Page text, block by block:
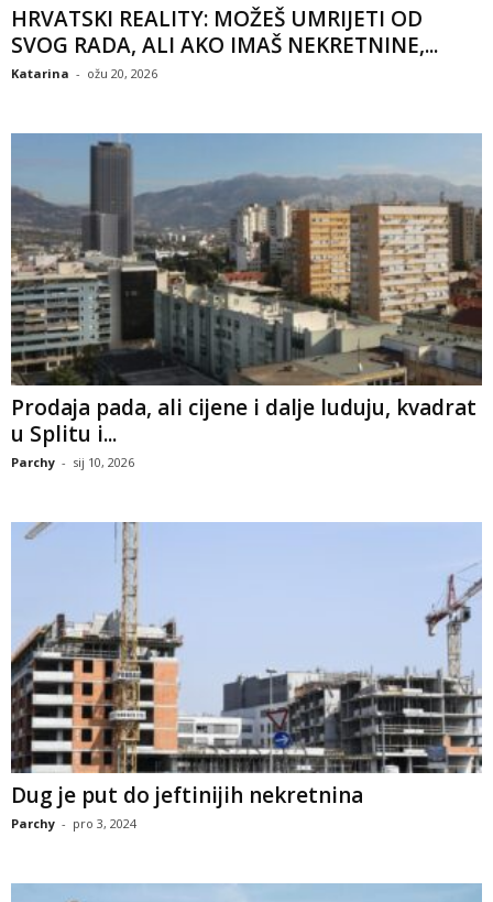
HRVATSKI REALITY: MOŽEŠ UMRIJETI OD
SVOG RADA, ALI AKO IMAŠ NEKRETNINE,...
Katarina - ožu 20, 2026
Prodaja pada, ali cijene i dalje luduju, kvadrat
u Splitu i...
Parchy - sij 10, 2026
Dug je put do jeftinijih nekretnina
Parchy - pro 3, 2024